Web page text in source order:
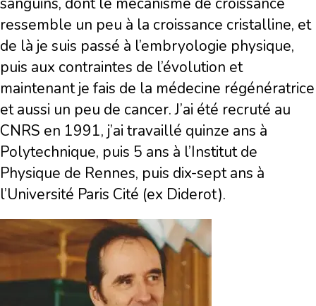
ressemble un peu à la croissance cristalline, et
de là je suis passé à l’embryologie physique,
puis aux contraintes de l’évolution et
maintenant je fais de la médecine régénératrice
et aussi un peu de cancer. J’ai été recruté au
CNRS en 1991, j’ai travaillé quinze ans à
Polytechnique, puis 5 ans à l’Institut de
Physique de Rennes, puis dix-sept ans à
l’Université Paris Cité (ex Diderot).